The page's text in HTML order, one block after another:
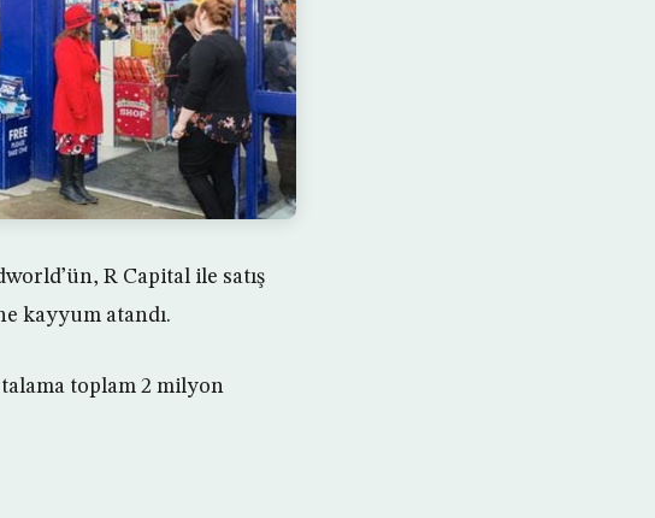
R Capital ile satış
kayyum atandı.
toplam 2 milyon